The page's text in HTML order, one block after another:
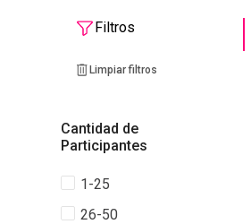
Filtros
Cantidad de
Participantes
1-25
26-50